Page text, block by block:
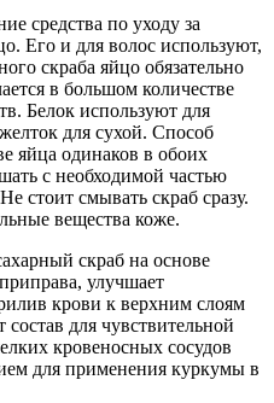
средства по уходу за
Его и для волос используют,
скраба яйцо обязательно
в большом количестве
Белок используют для
для сухой. Способ
яйца одинаков в обоих
с необходимой частью
стоит смывать скраб сразу.
вещества коже.
скраб на основе
улучшает
крови к верхним слоям
состав для чувствительной
кровеносных сосудов
для применения куркумы в